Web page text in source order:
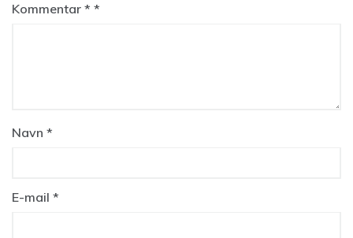
Kommentar *
Navn *
E-mail *